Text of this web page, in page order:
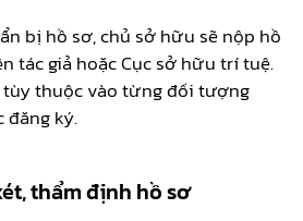
bị hồ sơ, chủ sở hữu sẽ nộp hồ
tác giả hoặc Cục sở hữu trí tuệ.
tùy thuộc vào từng đối tượng
đăng ký.
thẩm định hồ sơ